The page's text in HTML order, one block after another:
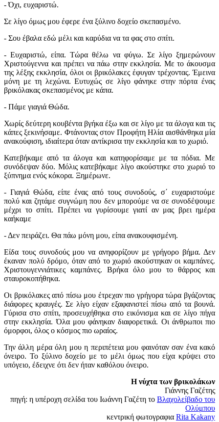
- Όχι, ευχαριστώ.
Σε λίγο όμως μου έφερε ένα ξύλινο δοχείο σκεπασμένο.
- Σου έβαλα εδώ μέλι και καρύδια να τα φας στο σπίτι.
- Ευχαριστώ, είπα. Τώρα θέλω να φύγω. Σε λίγο ξημερώνουν
Χριστούγεννα και πρέπει να πάω στην εκκλησία. Με το άκουσμα
της λέξης εκκλησία, όλοι οι βρικόλακες έφυγαν τρέχοντας. Έμεινα
μόνη με τη λεχώνα. Ευτυχώς σε λίγο φάνηκε στην πόρτα ένας
βρικόλακας σκεπασμένος με κάπα.
- Πάμε γιαγιά Θώδα.
Χωρίς δεύτερη κουβέντα βγήκα έξω και σε λίγο με τα άλογα και τις
κάπες ξεκινήσαμε. Φτάνοντας στον Προφήτη Ηλία αισθάνθηκα μία
ανακούφιση, ιδιαίτερα όταν αντίκρισα την εκκλησία και το χωριό.
Κατεβήκαμε από τα άλογα και κατηφορίσαμε με τα πόδια. Με
συνόδεψαν δύο. Μόλις κατεβήκαμε λίγο ακούστηκε στο χωριό το
ξύπνημα ενός κόκορα. Ξημέρωνε.
- Γιαγιά Θώδα, είπε ένας από τους συνοδούς, σ΄ ευχαριστούμε
πολύ και ζητάμε συγνώμη που δεν μπορούμε να σε συνοδέψουμε
μέχρι το σπίτι. Πρέπει να γυρίσουμε γιατί αν μας βρει ημέρα
καήκαμε
- Δεν πειράζει. Θα πάω μόνη μου, είπα ανακουφισμένη.
Είδα τους συνοδούς μου να ανηφορίζουν με γρήγορο βήμα. Δεν
έκαναν πολύ δρόμο, όταν από το χωριό ακούστηκαν οι καμπάνες.
Χριστουγεννιάτικες καμπάνες. Βρήκα όλο μου το θάρρος και
σταυροκοπήθηκα.
Οι βρικόλακες από πίσω μου έτρεχαν πιο γρήγορα τώρα βγάζοντας
διάφορες κραυγές. Σε λίγο είχαν εξαφανιστεί πίσω από τα βουνά.
Γύρισα στο σπίτι, προσευχήθηκα στο εικόνισμα και σε λίγο πήγα
στην εκκλησία. Όλα μου φάνηκαν διαφορετικά. Οι άνθρωποι πιο
όμορφοι, όλος ο κόσμος πιο ωραίος.
Την άλλη μέρα όλη μου η περιπέτεια μου φαινόταν σαν ένα κακό
όνειρο. Το ξύλινο δοχείο με το μέλι όμως που είχα κρύψει στο
υπόγειο, έδειχνε ότι δεν ήταν καθόλου όνειρο.
Η νύχτα των βρικολάκων
Γιάννης Γαζέτης
πηγή: η υπέροχη σελίδα του Ιωάννη Γαζέτη το Βλαχολείβαδο του
Ολύμπου
κεντρική φωτογραφια Rita Kakany